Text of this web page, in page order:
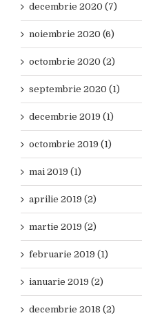
decembrie 2020 (7)
noiembrie 2020 (6)
octombrie 2020 (2)
septembrie 2020 (1)
decembrie 2019 (1)
octombrie 2019 (1)
mai 2019 (1)
aprilie 2019 (2)
martie 2019 (2)
februarie 2019 (1)
ianuarie 2019 (2)
decembrie 2018 (2)